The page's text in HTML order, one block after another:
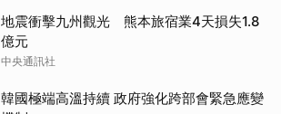
地震衝擊九州觀光 熊本旅宿業4天損失1.8
億元
中央通訊社
韓國極端高溫持續 政府強化跨部會緊急應變